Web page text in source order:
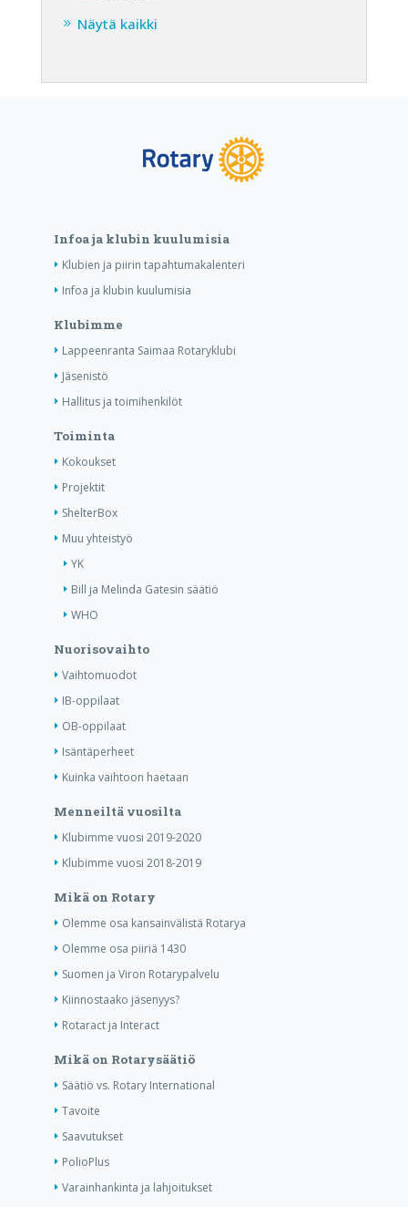
Näytä kaikki
Infoa ja klubin kuulumisia
Klubien ja piirin tapahtumakalenteri
Infoa ja klubin kuulumisia
Klubimme
Lappeenranta Saimaa Rotaryklubi
Jäsenistö
Hallitus ja toimihenkilöt
Toiminta
Kokoukset
Projektit
ShelterBox
Muu yhteistyö
YK
Bill ja Melinda Gatesin säätiö
WHO
Nuorisovaihto
Vaihtomuodot
IB-oppilaat
OB-oppilaat
Isäntäperheet
Kuinka vaihtoon haetaan
Menneiltä vuosilta
Klubimme vuosi 2019-2020
Klubimme vuosi 2018-2019
Mikä on Rotary
Olemme osa kansainvälistä Rotarya
Olemme osa piiriä 1430
Suomen ja Viron Rotarypalvelu
Kiinnostaako jäsenyys?
Rotaract ja Interact
Mikä on Rotarysäätiö
Säätiö vs. Rotary International
Tavoite
Saavutukset
PolioPlus
Varainhankinta ja lahjoitukset